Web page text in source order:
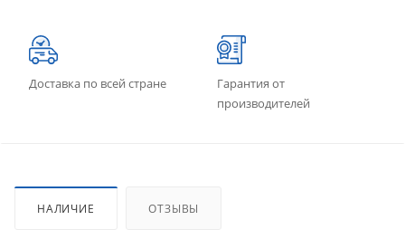
Доставка по всей стране
Гарантия от
производителей
НАЛИЧИЕ ОТЗЫВЫ